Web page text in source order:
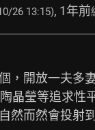
26 13:15), 1年前
，開放一夫多
晶瑩等追求
然而然會投射